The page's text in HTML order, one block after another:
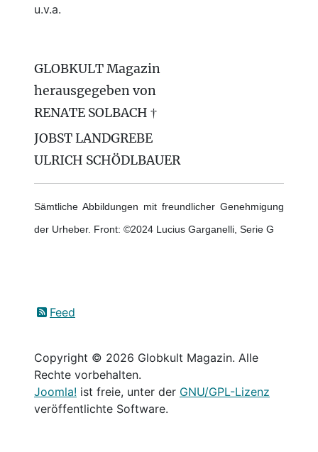
u.v.a.
GLOBKULT Magazin
herausgegeben von
RENATE SOLBACH †
JOBST LANDGREBE
ULRICH SCHÖDLBAUER
Sämtliche Abbildungen mit freundlicher Genehmigung
der Urheber. Front: ©2024 Lucius Garganelli, Serie G
Feed
Copyright © 2026 Globkult Magazin. Alle
Rechte vorbehalten.
Joomla! ist freie, unter der GNU/GPL-Lizenz
veröffentlichte Software.